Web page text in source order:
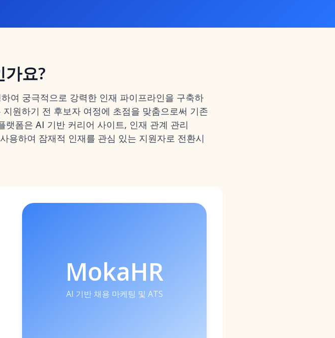
요?
여 궁극적으로 강력한 인재 파이프라인을 구축하
원하기 전 후보자 여정에 초점을 맞춤으로써 기존
랫폼은 AI 기반 커리어 사이트, 인재 관계 관리
용하여 잠재적 인재를 관심 있는 지원자로 전환시
MokaHR
AI 기반 채용 마케팅 및 ATS